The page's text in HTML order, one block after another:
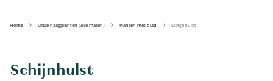
Ga naar de inhoud
Home Onze haagplanten (alle maten) Planten met blad Schijnhulst
Schijnhulst